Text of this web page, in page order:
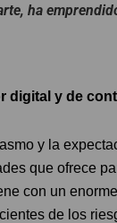
ha
digital y de
y la
que ofrece
con un
de los